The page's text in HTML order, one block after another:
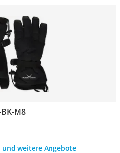
M8
und weitere Angebote